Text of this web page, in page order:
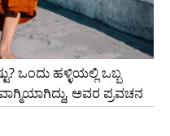
ಒಂದು ಹಳ್ಳಿಯಲ್ಲಿ ಒಬ್ಬ
ವಾಗ್ಮಿಯಾಗಿದ್ದು, ಅವರ ಪ್ರವಚನ